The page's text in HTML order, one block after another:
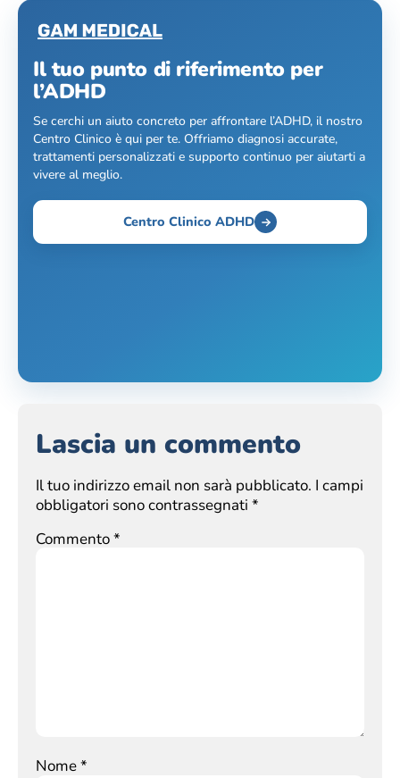
Il tuo punto di riferimento per
l’ADHD
Se cerchi un aiuto concreto per affrontare l’ADHD, il nostro
Centro Clinico è qui per te. Offriamo diagnosi accurate,
trattamenti personalizzati e supporto continuo per aiutarti a
vivere al meglio.
Centro Clinico ADHD
Lascia un commento
Il tuo indirizzo email non sarà pubblicato. I campi
obbligatori sono contrassegnati *
Commento*
Nome*